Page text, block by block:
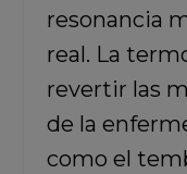
resonancia
real. La
revertir las
de la
como el